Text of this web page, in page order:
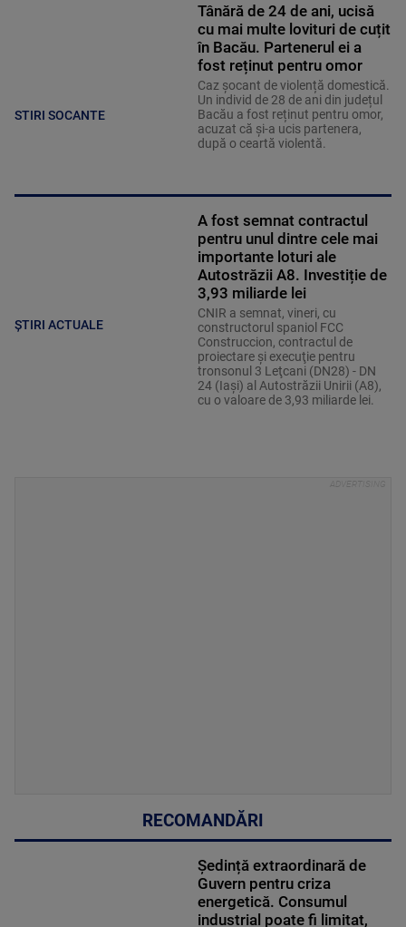
STIRI SOCANTE
Tânără de 24 de ani, ucisă
cu mai multe lovituri de cuțit
în Bacău. Partenerul ei a
fost reținut pentru omor
Caz șocant de violență domestică.
Un individ de 28 de ani din județul
Bacău a fost reținut pentru omor,
acuzat că și-a ucis partenera,
după o ceartă violentă.
ȘTIRI ACTUALE
A fost semnat contractul
pentru unul dintre cele mai
importante loturi ale
Autostrăzii A8. Investiție de
3,93 miliarde lei
CNIR a semnat, vineri, cu
constructorul spaniol FCC
Construccion, contractul de
proiectare şi execuţie pentru
tronsonul 3 Leţcani (DN28) - DN
24 (Iaşi) al Autostrăzii Unirii (A8),
cu o valoare de 3,93 miliarde lei.
RECOMANDĂRI
Ședință extraordinară de
Guvern pentru criza
energetică. Consumul
industrial poate fi limitat,